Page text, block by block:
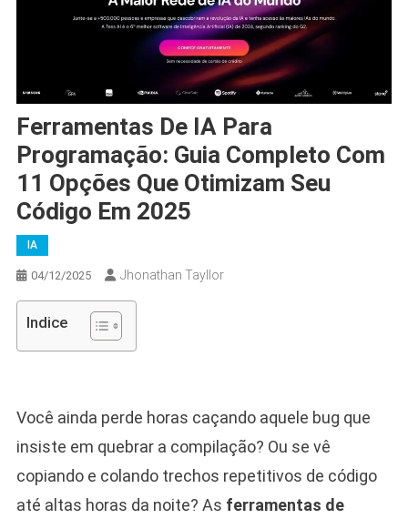
Ferramentas De IA Para
Programação: Guia Completo Com
11 Opções Que Otimizam Seu
Código Em 2025
IA
04/12/2025 Jhonathan Tayllor
Indice
Você ainda perde horas caçando aquele bug que
insiste em quebrar a compilação? Ou se vê
copiando e colando trechos repetitivos de código
até altas horas da noite? As ferramentas de